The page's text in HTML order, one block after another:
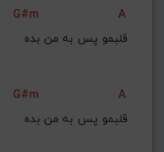
G#m
A
قلبمو پس به من بده
G#m
A
قلبمو پس به من بده